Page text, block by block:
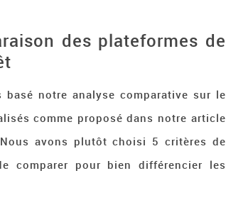
des plateformes de
basé notre analyse comparative sur le
comme proposé dans notre article
avons plutôt choisi 5 critères de
comparer pour bien différencier les